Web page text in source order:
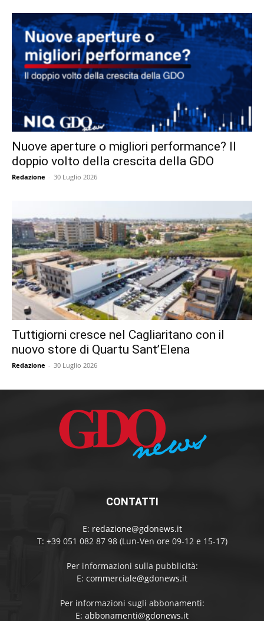
Nuove aperture o migliori performance? Il
doppio volto della crescita della GDO
Redazione - 30 Luglio 2026
Tuttigiorni cresce nel Cagliaritano con il
nuovo store di Quartu Sant’Elena
Redazione - 30 Luglio 2026
CONTATTI
E: redazione@gdonews.it
T: +39 051 082 87 98 (Lun-Ven ore 09-12 e 15-17)
Per informazioni sulla pubblicità:
E: commerciale@gdonews.it
Per informazioni sugli abbonamenti:
E: abbonamenti@gdonews.it